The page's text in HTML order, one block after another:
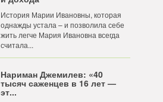
История Марии Ивановны, которая
однажды устала – и позволила себе
жить легче Мария Ивановна всегда
считала...
Нариман Джемилев: «40
тысяч саженцев в 16 лет —
эт...